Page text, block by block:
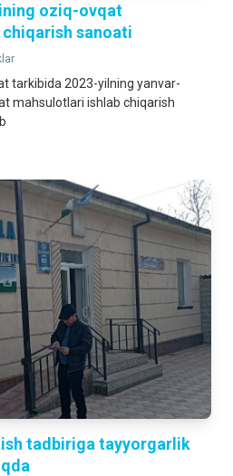
oziq-ovqat
sanoati
tarkibida 2023-yilning yanvar-
mahsulotlari ishlab chiqarish
tadbiriga tayyorgarlik